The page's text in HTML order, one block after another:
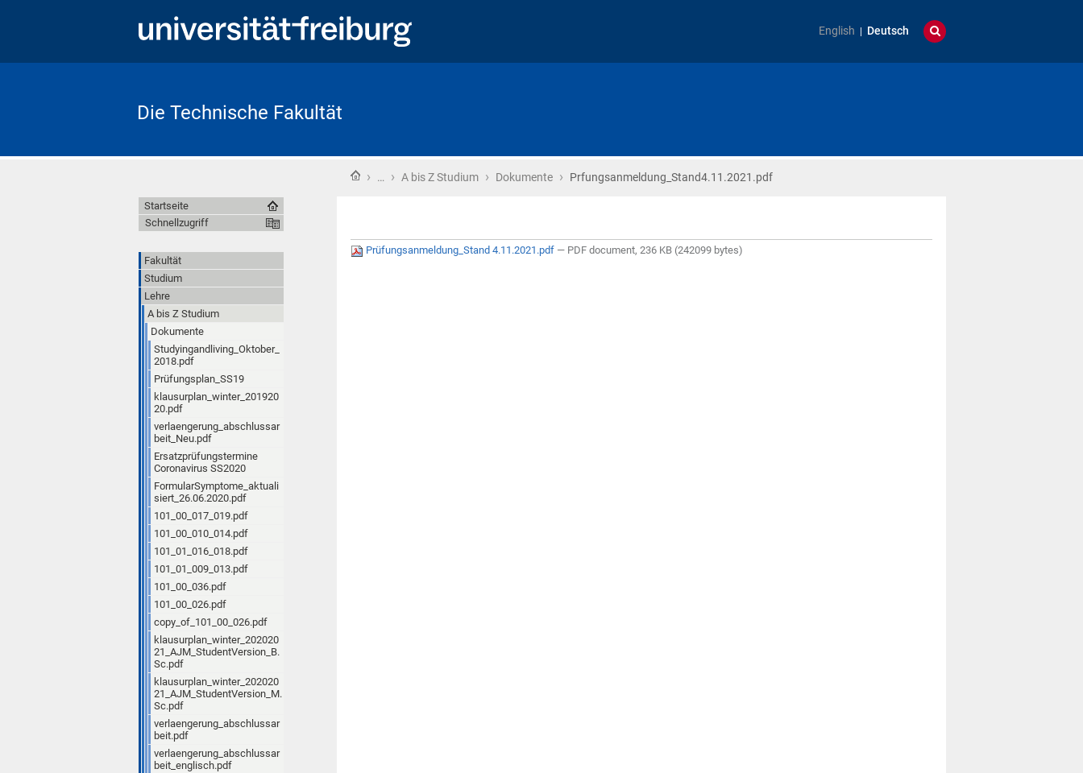
English Deutsch
Die Technische Fakultät
Startseite
› … › A bis Z Studium › Dokumente › Prfungsanmeldung_Stand4.11.2021.pdf
Prüfungsanmeldung_Stand 4.11.2021.pdf — PDF document, 236 KB (242099 bytes)
Startseite
Schnellzugriff
Fakultät
Studium
Lehre
A bis Z Studium
Dokumente
Studyingandliving_Oktober_
2018.pdf
Prüfungsplan_SS19
klausurplan_winter_201920
20.pdf
verlaengerung_abschlussar
beit_Neu.pdf
Ersatzprüfungstermine
Coronavirus SS2020
FormularSymptome_aktuali
siert_26.06.2020.pdf
101_00_017_019.pdf
101_00_010_014.pdf
101_01_016_018.pdf
101_01_009_013.pdf
101_00_036.pdf
101_00_026.pdf
copy_of_101_00_026.pdf
klausurplan_winter_202020
21_AJM_StudentVersion_B.
Sc.pdf
klausurplan_winter_202020
21_AJM_StudentVersion_M.
Sc.pdf
verlaengerung_abschlussar
beit.pdf
verlaengerung_abschlussar
beit_englisch.pdf